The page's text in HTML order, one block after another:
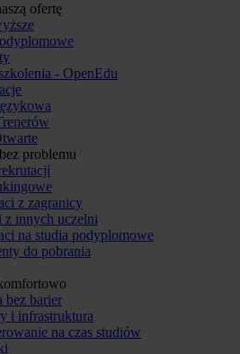
ofertę
- OpenEdu
problemu
z zagranicy
z innych uczelni
na studia podyplomowe
do pobrania
bez barier
i infrastruktura
na czas studiów